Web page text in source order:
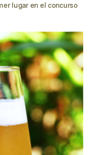
lugar en el concurso